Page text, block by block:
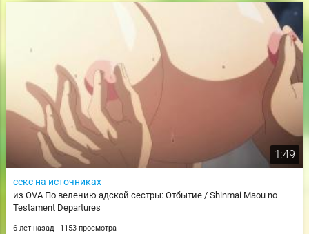
1:49
секс на источниках
из OVA По велению адской сестры: Отбытие / Shinmai Maou no
Testament Departures
6 лет назад 1153 просмотра